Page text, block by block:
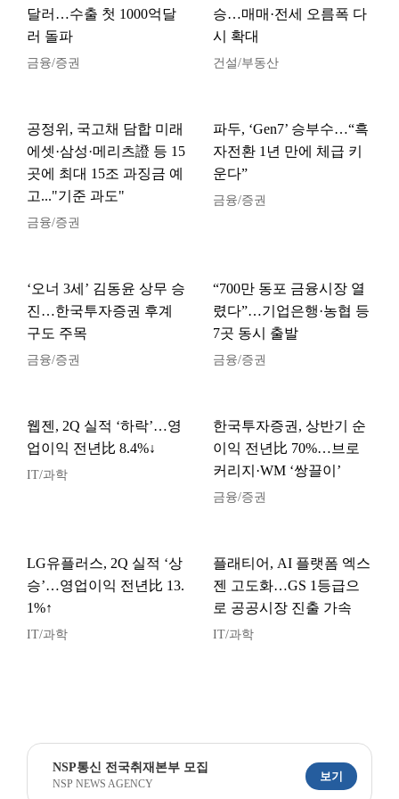
달러…수출 첫 1000억달
러 돌파
금융/증권
승…매매·전세 오름폭 다
시 확대
건설/부동산
공정위, 국고채 담합 미래
에셋·삼성·메리츠證 등 15
곳에 최대 15조 과징금 예
고..."기준 과도"
금융/증권
파두, ‘Gen7’ 승부수…“흑
자전환 1년 만에 체급 키
운다”
금융/증권
‘오너 3세’ 김동윤 상무 승
진…한국투자증권 후계
구도 주목
금융/증권
“700만 동포 금융시장 열
렸다”…기업은행·농협 등
7곳 동시 출발
금융/증권
웹젠, 2Q 실적 ‘하락’…영
업이익 전년比 8.4%↓
IT/과학
한국투자증권, 상반기 순
이익 전년比 70%…브로
커리지·WM ‘쌍끌이’
금융/증권
LG유플러스, 2Q 실적 ‘상
승’…영업이익 전년比 13.
1%↑
IT/과학
플래티어, AI 플랫폼 엑스
젠 고도화…GS 1등급으
로 공공시장 진출 가속
IT/과학
NSP통신 전국취재본부 모집
NSP NEWS AGENCY
보기